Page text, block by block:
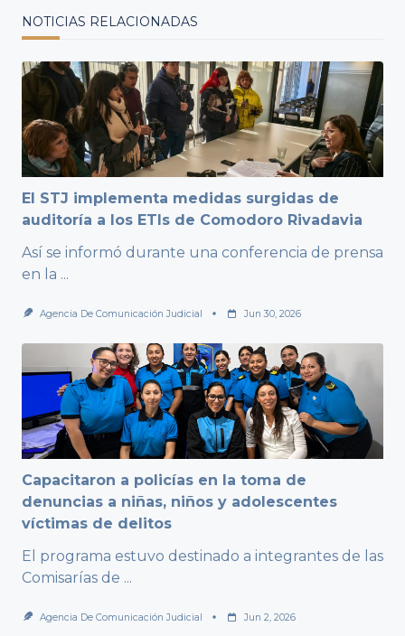
NOTICIAS RELACIONADAS
El STJ implementa medidas surgidas de
auditoría a los ETIs de Comodoro Rivadavia
Así se informó durante una conferencia de prensa
en la ...
Agencia De Comunicación Judicial Jun 30, 2026
Capacitaron a policías en la toma de
denuncias a niñas, niños y adolescentes
víctimas de delitos
El programa estuvo destinado a integrantes de las
Comisarías de ...
Agencia De Comunicación Judicial Jun 2, 2026